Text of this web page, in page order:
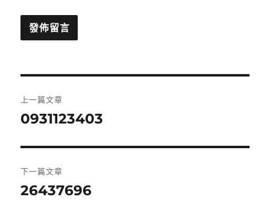
章
覽
上一篇文章
上
篇
文
章:
0931123403
下一篇文章
下
26437696